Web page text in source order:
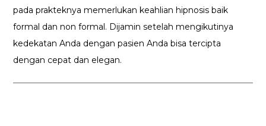
pada prakteknya memerlukan keahlian hipnosis baik
formal dan non formal. Dijamin setelah mengikutinya
kedekatan Anda dengan pasien Anda bisa tercipta
dengan cepat dan elegan.